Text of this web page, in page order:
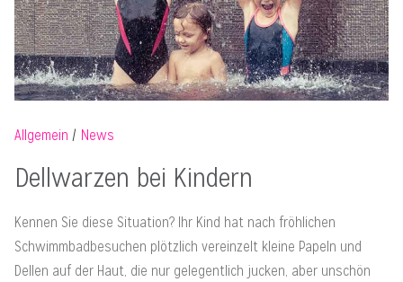
Allgemein News
Dellwarzen bei Kindern
Kennen Sie diese Situation? Ihr Kind hat nach fröhlichen
Schwimmbadbesuchen plötzlich vereinzelt kleine Papeln und
Dellen auf der Haut, die nur gelegentlich jucken, aber unschön